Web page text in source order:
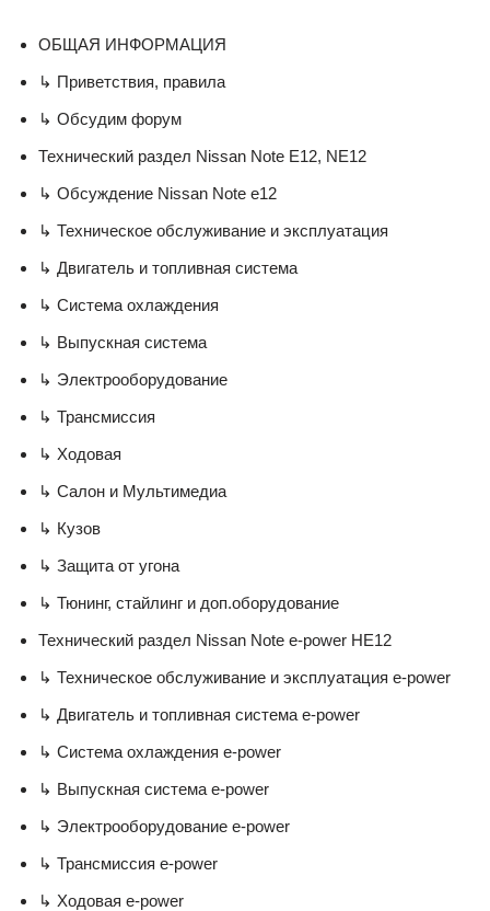
ОБЩАЯ ИНФОРМАЦИЯ
↳ Приветствия, правила
↳ Обсудим форум
Технический раздел Nissan Note E12, NE12
↳ Обсуждение Nissan Note e12
↳ Техническое обслуживание и эксплуатация
↳ Двигатель и топливная система
↳ Система охлаждения
↳ Выпускная система
↳ Электрооборудование
↳ Трансмиссия
↳ Ходовая
↳ Салон и Мультимедиа
↳ Кузов
↳ Защита от угона
↳ Тюнинг, стайлинг и доп.оборудование
Технический раздел Nissan Note e-power HE12
↳ Техническое обслуживание и эксплуатация e-power
↳ Двигатель и топливная система e-power
↳ Система охлаждения e-power
↳ Выпускная система e-power
↳ Электрооборудование e-power
↳ Трансмиссия e-power
↳ Ходовая e-power